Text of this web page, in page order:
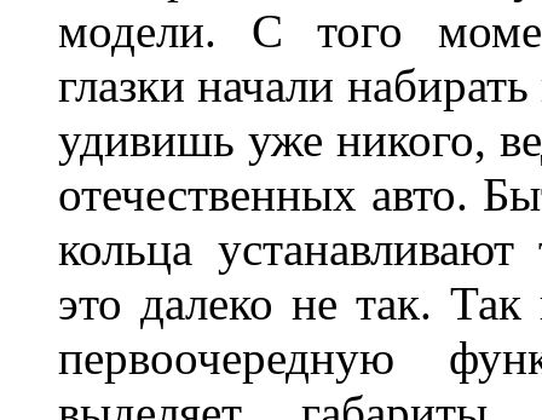
модели. С того
глазки начали
удивишь уже никого,
отечественных авто.
кольца
это далеко не так. Так
первоочередную